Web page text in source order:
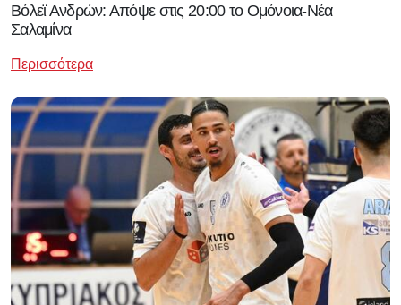
Βόλεϊ Ανδρών: Απόψε στις 20:00 το Ομόνοια-Νέα
Σαλαμίνα
Περισσότερα